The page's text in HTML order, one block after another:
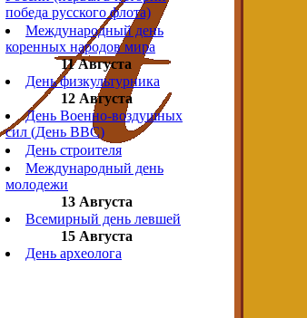
победа русского флота)
Международный день
коренных народов мира
11 Августа
День физкультурника
12 Августа
День Военно-воздушных
сил (День ВВС)
День строителя
Международный день
молодежи
13 Августа
Всемирный день левшей
15 Августа
День археолога